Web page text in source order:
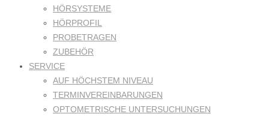
HÖRSYSTEME
HÖRPROFIL
PROBETRAGEN
ZUBEHÖR
SERVICE
AUF HÖCHSTEM NIVEAU
TERMINVEREINBARUNGEN
OPTOMETRISCHE UNTERSUCHUNGEN